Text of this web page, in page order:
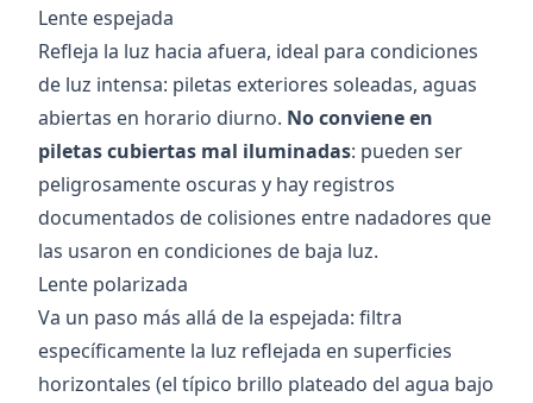
Lente espejada
Refleja la luz hacia afuera, ideal para condiciones
de luz intensa: piletas exteriores soleadas, aguas
abiertas en horario diurno. No conviene en
piletas cubiertas mal iluminadas: pueden ser
peligrosamente oscuras y hay registros
documentados de colisiones entre nadadores que
las usaron en condiciones de baja luz.
Lente polarizada
Va un paso más allá de la espejada: filtra
específicamente la luz reflejada en superficies
horizontales (el típico brillo plateado del agua bajo